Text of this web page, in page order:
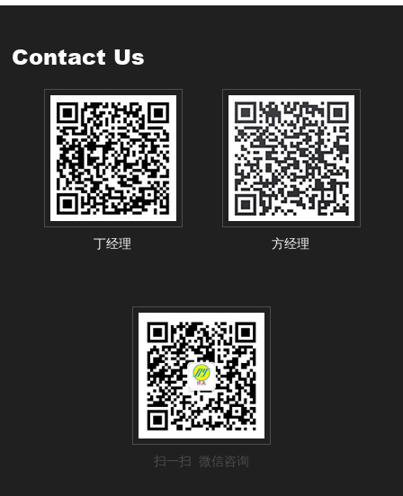
Contact Us
丁经理 方经理
扫一扫 微信咨询